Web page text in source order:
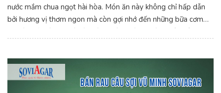
nước mắm chua ngọt hài hòa. Món ăn này không chỉ hấp dẫn
bởi hương vị thơm ngon mà còn gợi nhớ đến những bữa cơm
gia đình ấm áp. Gợi ý cách làm Bánh Bèo Chén Nhân Tôm Thịt